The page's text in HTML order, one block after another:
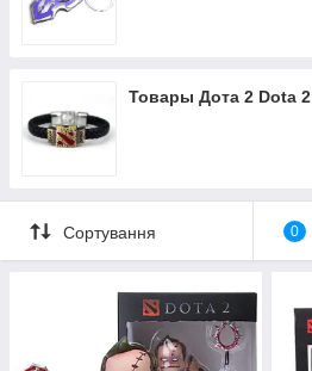
Товары Дота 2 Dota 2
Сортування 0